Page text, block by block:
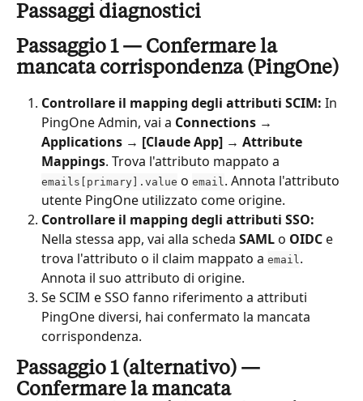
Passaggi diagnostici
Passaggio 1 — Confermare la
mancata corrispondenza (PingOne)
Controllare il mapping degli attributi SCIM: In
PingOne Admin, vai a Connections →
Applications → [Claude App] → Attribute
Mappings. Trova l'attributo mappato a
emails[primary].value o email. Annota l'attributo
utente PingOne utilizzato come origine.
Controllare il mapping degli attributi SSO:
Nella stessa app, vai alla scheda SAML o OIDC e
trova l'attributo o il claim mappato a email.
Annota il suo attributo di origine.
Se SCIM e SSO fanno riferimento a attributi
PingOne diversi, hai confermato la mancata
corrispondenza.
Passaggio 1 (alternativo) —
Confermare la mancata